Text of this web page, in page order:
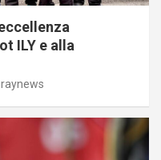
ILY e alla